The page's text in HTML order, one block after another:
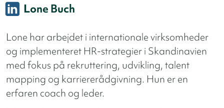
Lone Buch
Lone har arbejdet i internationale virksomheder
og implementeret HR-strategier i Skandinavien
med fokus på rekruttering, udvikling, talent
mapping og karriererådgivning. Hun er en
erfaren coach og leder.